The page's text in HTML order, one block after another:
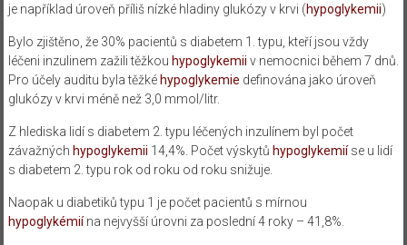
je například úroveň příliš nízké hladiny glukózy v krvi (hypoglykemii)
Bylo zjištěno, že 30% pacientů s diabetem 1. typu kteří jsou vždy
léčeni inzulinem zažili těžkou hypoglykemii v nemocnici během 7 dnů.
Pro účely auditu byla těžké hypoglykemie definována jako úroveň
glukózy v krvi méně než 3,0 mmol / litr.
Z hlediska lidí s diabetem 2. typu léčených inzulínem byl počet
závažných hypoglykemii 14,4%. Počet výskytů hypoglykemiíse u lidí
s diabetem 2. typu rok od roku od roku snižuje.
Naopak u diabetiků typu 1 je počet pacientů s mírnou
hypoglykémií na nejvyšší úrovni za poslední 4 roky – 41,8%.